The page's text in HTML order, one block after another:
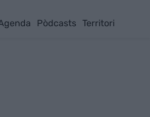
Pòdcasts Territori